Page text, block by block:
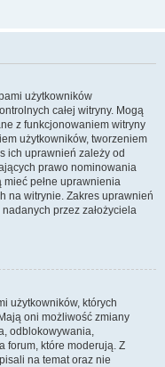
użytkowników
całej witryny. Mogą
z funkcjonowaniem witryny
użytkowników, tworzeniem
ich uprawnień zależy od
prawo nominowania
pełne uprawnienia
na witrynie. Zakres uprawnień
przez założyciela
użytkowników, których
oni możliwość zmiany
odblokowywania,
forum, które moderują. Z
na temat oraz nie